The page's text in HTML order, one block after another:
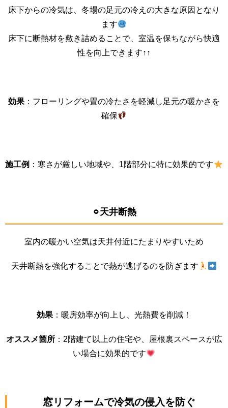
床下からの冷気は、冬場の足元の冷えの大きな原因となり
ます
床下に断熱材を敷き詰めることで、室温を保ちながら快適
性を向上できます↑↑
効果 ：フローリングや畳の冷たさを軽減し足元の暖かさを
確保
施工例 ：寒さが厳しい地域や、1階部分に特に効果的です
⚪︎天井断熱
室内の暖かい空気は天井付近にたまりやすいため
天井断熱を強化することで熱が逃げるのを防ぎます
効果 ：暖房効率が向上し、光熱費を削減！
オススメ箇所：2階建て以上の住宅や、屋根裏スペースが広
い場合に効果的です
窓リフォームで冷気の侵入を防ぐ